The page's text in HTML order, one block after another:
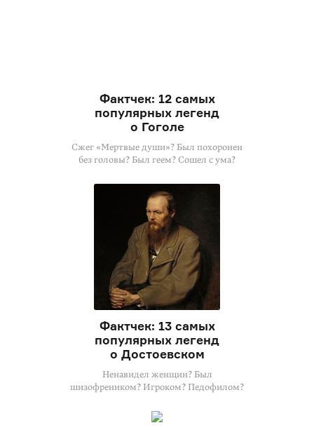
Фактчек: 12 самых
популярных легенд
о Гоголе
Сжег «Мертвые души»? Был похоронен
без головы? Был геем? Сошел с ума?
Фактчек: 13 самых
популярных легенд
о Достоевском
Ненавидел женщин? Был
шизофреником? Игроком? Педофилом?